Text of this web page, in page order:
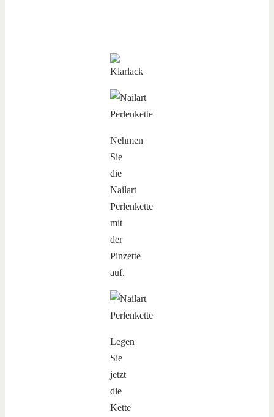
Nehmen
Sie
die
Nailart
Perlenkette
mit
der
Pinzette
auf.
Legen
Sie
jetzt
die
Kette